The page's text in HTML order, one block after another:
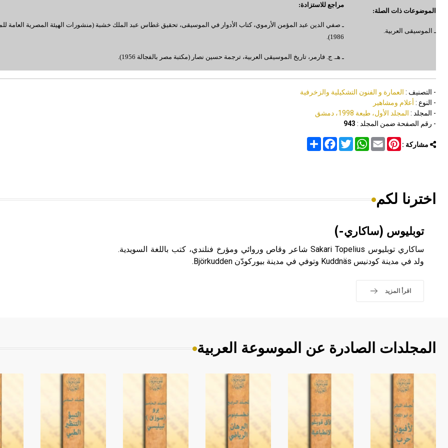
الموضوعات ذات الصلة:
ـ الموسيقى العربية.
مراجع للاستزادة:
ـ صفي الدين عبد المؤمن الأرموي، كتاب الأدوار في الموسيقى، تحقيق غطاس عبد الملك خشبة (منشورات الهيئة المصرية العامة
1986).
ـ هـ. ج. فارمر، تاريخ الموسيقى العربية، ترجمة حسين نصار (مكتبة مصر بالفجالة 1956) .
- التصنيف : العمارة و الفنون التشكيلية والزخرفية
- النوع : أعلام ومشاهير
- المجلد : المجلد الأول، طبعة 1998، دمشق
- رقم الصفحة ضمن المجلد : 943
مشاركة : Share
FacebookTwitter
WhatsAppEmail
Pinterest
اخترنا لكم
توبليوس (ساكاري-)
ساكاري توبليوس Sakari Topelius شاعر وقاص وروائي ومؤرخ فنلندي، كتب باللغة السويدية.
ولد في مدينة كودنيس Kuddnäs وتوفي في مدينة بيوركودّن Björkudden.
اقرأ المزيد
المجلدات الصادرة عن الموسوعة العربية